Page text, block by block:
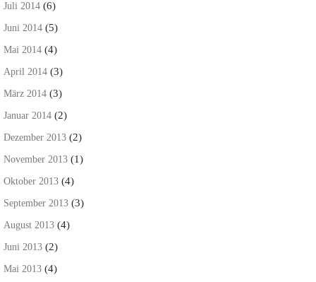
Juli 2014 (6)
Juni 2014 (5)
Mai 2014 (4)
April 2014 (3)
März 2014 (3)
Januar 2014 (2)
Dezember 2013 (2)
November 2013 (1)
Oktober 2013 (4)
September 2013 (3)
August 2013 (4)
Juni 2013 (2)
Mai 2013 (4)